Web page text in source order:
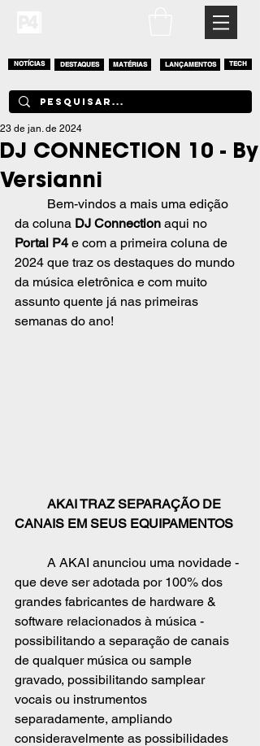
NOTÍCIAS DESTAQUES MATÉRIAS LANÇAMENTOS TECH
DJ CONNECTION 10 - By
Versianni
23 de jan. de 2024
da coluna DJ Connection aqui no
Portal P4 e com a primeira coluna de
2024 que traz os destaques do mundo
da música eletrônica e com muito
assunto quente já nas primeiras
semanas do ano!
CANAIS EM SEUS EQUIPAMENTOS
que deve ser adotada por 100% dos
grandes fabricantes de hardware &
software relacionados à música -
possibilitando a separação de canais
de qualquer música ou sample
gravado, possibilitando samplear
vocais ou instrumentos
separadamente, ampliando
consideravelmente as possibilidades